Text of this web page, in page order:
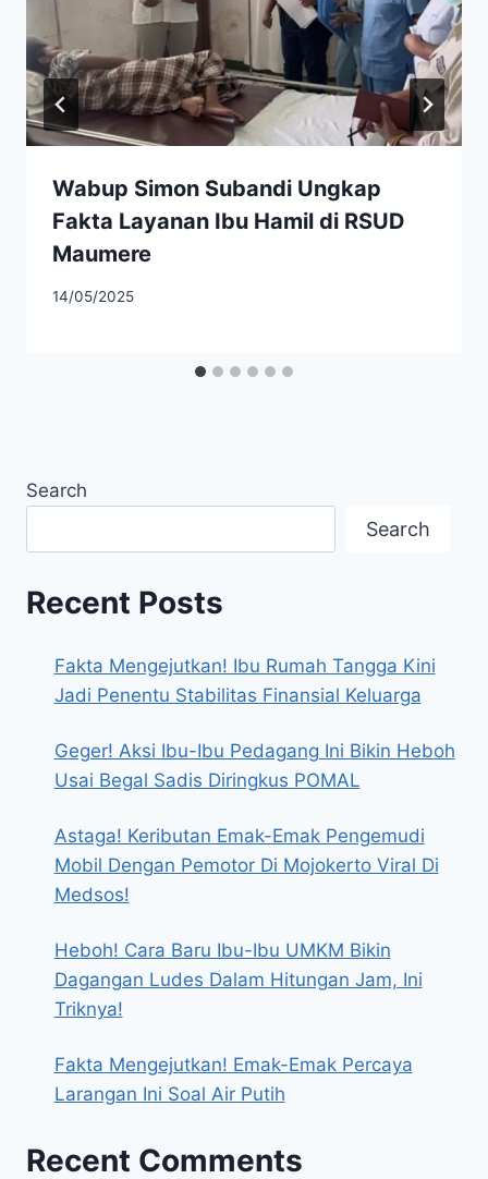
Wabup Simon Subandi Ungkap
Fakta Layanan Ibu Hamil di RSUD
Maumere
14/05/2025
Search
Search
Recent Posts
Fakta Mengejutkan! Ibu Rumah Tangga Kini
Jadi Penentu Stabilitas Finansial Keluarga
Geger! Aksi Ibu-Ibu Pedagang Ini Bikin Heboh
Usai Begal Sadis Diringkus POMAL
Astaga! Keributan Emak-Emak Pengemudi
Mobil Dengan Pemotor Di Mojokerto Viral Di
Medsos!
Heboh! Cara Baru Ibu-Ibu UMKM Bikin
Dagangan Ludes Dalam Hitungan Jam, Ini
Triknya!
Fakta Mengejutkan! Emak-Emak Percaya
Larangan Ini Soal Air Putih
Recent Comments